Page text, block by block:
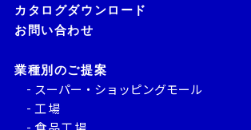
カタログダウンロード
お問い合わせ
業種別のご提案
スーパー・ショッピングモール
工場